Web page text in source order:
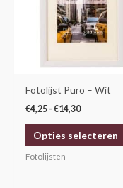
Fotolijst Puro – Wit
€4,25 - €14,30
Opties selecteren
Fotolijsten